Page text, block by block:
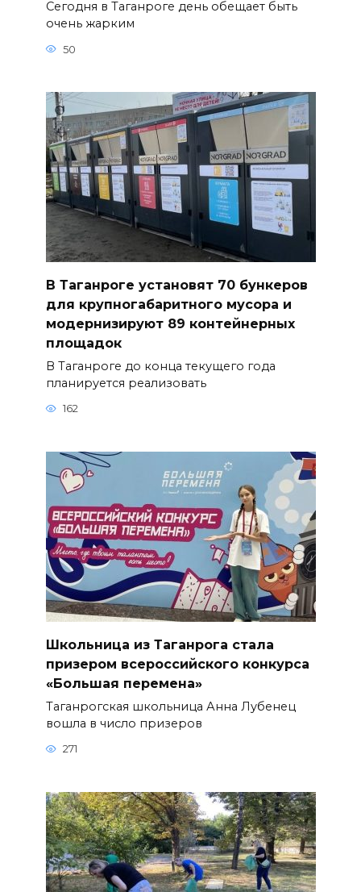
Сегодня в Таганроге день обещает быть
очень жарким
50
В Таганроге установят 70 бункеров
для крупногабаритного мусора и
модернизируют 89 контейнерных
площадок
В Таганроге до конца текущего года
планируется реализовать
162
Школьница из Таганрога стала
призером всероссийского конкурса
«Большая перемена»
Таганрогская школьница Анна Лубенец
вошла в число призеров
271